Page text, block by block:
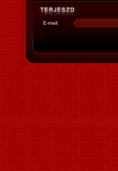
E-mail: